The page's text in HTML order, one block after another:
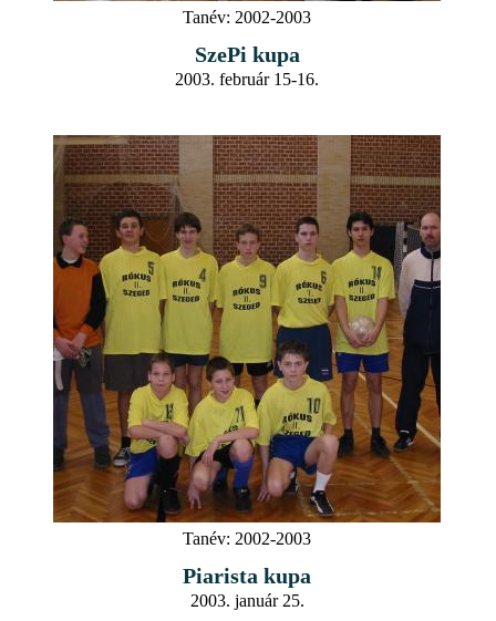
Tanév: 2002-2003
SzePi kupa
2003. február 15-16.
Tanév: 2002-2003
Piarista kupa
2003. január 25.